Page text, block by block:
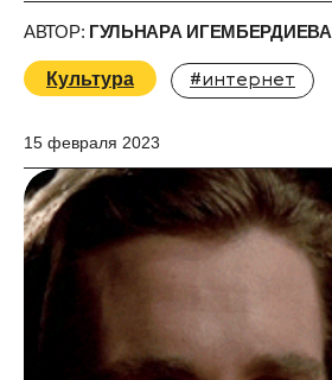
АВТОР: ГУЛЬНАРА ИГЕМБЕРДИЕВА
Культура #интернет
15 февраля 2023